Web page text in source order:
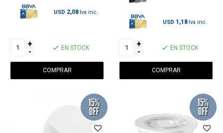
USD 2,08
+
- EN STOCK
USD 1,18
+
- EN STOCK